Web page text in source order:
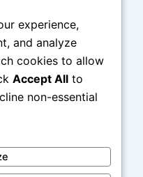
merah/a>
experience,
and analyze
cookies to allow
Accept All to
non-essential